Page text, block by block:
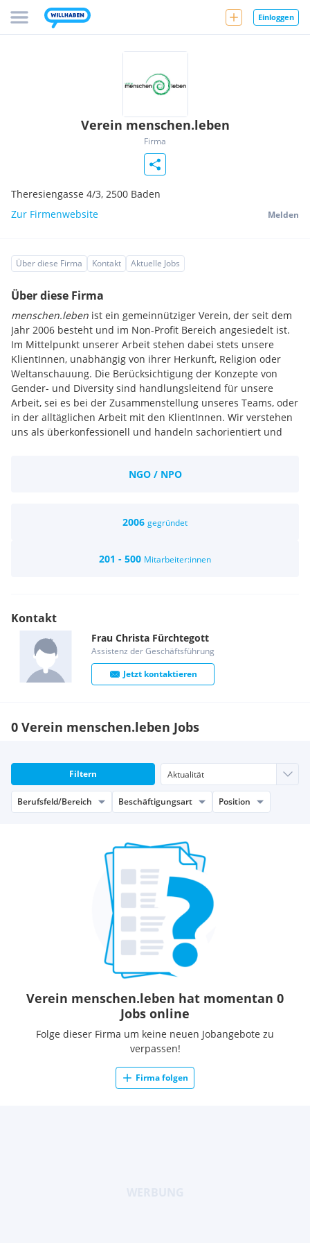
Einloggen
Verein menschen.leben
Firma
Theresiengasse 4/3, 2500 Baden
Zur Firmenwebsite
Melden
Über diese Firma Kontakt Aktuelle Jobs
Über diese Firma
menschen.leben ist ein gemeinnütziger Verein, der seit dem
Jahr 2006 besteht und im Non-Profit Bereich angesiedelt ist.
Im Mittelpunkt unserer Arbeit stehen dabei stets unsere
KlientInnen, unabhängig von ihrer Herkunft, Religion oder
Weltanschauung. Die Berücksichtigung der Konzepte von
Gender- und Diversity sind handlungsleitend für unsere
Arbeit, sei es bei der Zusammenstellung unseres Teams, oder
in der alltäglichen Arbeit mit den KlientInnen. Wir verstehen
uns als überkonfessionell und handeln sachorientiert und
langjährige Erfahrung und Expertise zurückgreifen können.
psychologische Betreuung sowie Jugendarbeit und
NGO / NPO
2006 gegründet
201 - 500 Mitarbeiter:innen
Kontakt
Frau Christa Fürchtegott
Assistenz der Geschäftsführung
Jetzt kontaktieren
0 Verein menschen.leben Jobs
Filtern
Berufsfeld/Bereich Beschäftigungsart Position
Verein menschen.leben hat momentan 0
Jobs online
Folge dieser Firma um keine neuen Jobangebote zu
verpassen!
Firma folgen